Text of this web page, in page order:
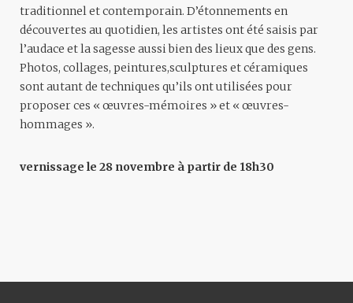
traditionnel et contemporain. D’étonnements en
découvertes au quotidien, les artistes ont été saisis par
l’audace et la sagesse aussi bien des lieux que des gens.
Photos, collages, peintures,sculptures etcéramiques
sont autant de techniques qu’ils ont utilisées pour
proposer ces « œuvres-mémoires » et « œuvres-
hommages ».
vernissage le 28 novembre à partir de 18h30